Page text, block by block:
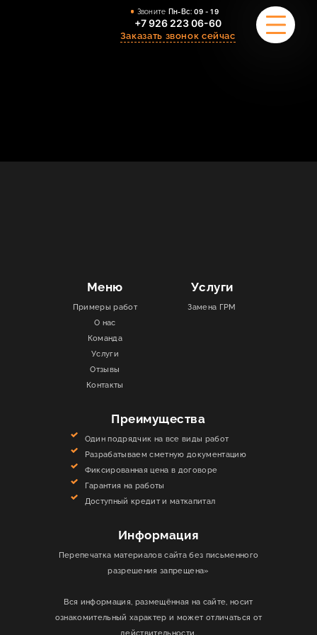
Звоните Пн-Вс: 09 - 19
+7 926 223 06-60
Заказать звонок сейчас
КОНТАКТЫМеню
Примеры работ
О нас
Команда
Услуги
Отзывы
Контакты
Услуги
Замена ГРМ
Преимущества
Один подрядчик на все виды работ
Разрабатываем сметную документацию
Фиксированная цена в договоре
Гарантия на работы
Доступный кредит и маткапитал
Информация
Перепечатка материалов сайта без письменного
разрешения запрещена»
Вся информация, размещённая на сайте, носит
ознакомительный характер и может отличаться от
действительности.